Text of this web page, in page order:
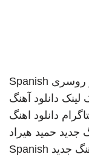
روسری Spanish
لینک دانلود آهنگ
دانلود اهنگ
جدید حمید هیراد
جدید Spanish